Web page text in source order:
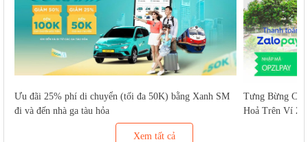
Ưu đãi 25% phí di chuyển (tối đa 50K) bằng Xanh SM
đi và đến nhà ga tàu hỏa
Tưng Bừng
Hoả Trên Ví
Xem tất cả